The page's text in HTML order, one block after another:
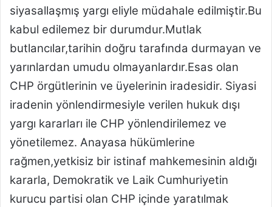
siyasallaşmış yargı eliyle müdahale edilmiştir.Bu
kabul edilemez bir durumdur.Mutlak
butlancılar,tarihin doğru tarafında durmayan ve
yarınlardan umudu olmayanlardır.Esas olan
CHP örgütlerinin ve üyelerinin iradesidir. Siyasi
iradenin yönlendirmesiyle verilen hukuk dışı
yargı kararları ile CHP yönlendirilemez ve
yönetilemez. Anayasa hükümlerine
rağmen,yetkisiz bir istinaf mahkemesinin aldığı
kararla, Demokratik ve Laik Cumhuriyetin
kurucu partisi olan CHP içinde yaratılmak